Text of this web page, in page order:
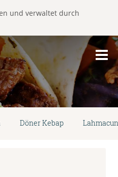
und verwaltet durch
Döner Kebap Lahmacun